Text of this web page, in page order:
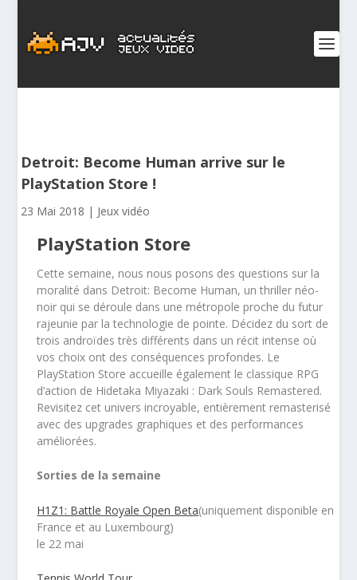
Detroit: Become Human arrive sur le
PlayStation Store !
23 Mai 2018 | Jeux vidéo
PlayStation Store
Cette semaine, nous nous posons des questions sur la
moralité dans Detroit: Become Human, un thriller néo-
noir qui se déroule dans une métropole proche du futur
rajeunie par la technologie de pointe. Décidez du sort de
trois androïdes très différents dans un récit intense où
vos choix ont des conséquences profondes. Le
PlayStation Store accueille également le classique RPG
d’action de Hidetaka Miyazaki : Dark Souls Remastered.
Revisitez cet univers incroyable, entièrement remasterisé
avec des upgrades graphiques et des performances
améliorées.
Sorties de la semaine
H1Z1: Battle Royale Open Beta(uniquement disponible en
France et au Luxembourg)
le 22 mai